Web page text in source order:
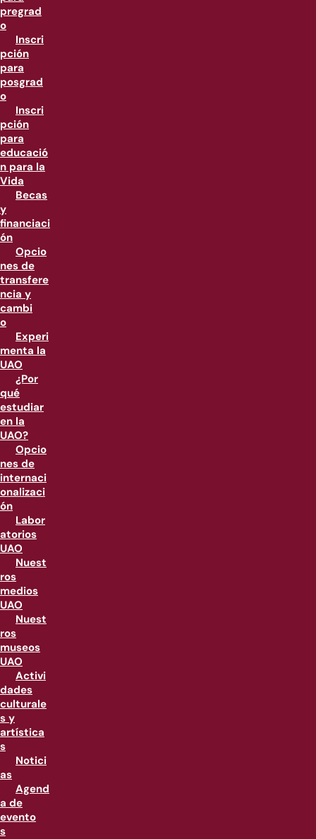
pregrad
o
Inscri
pción
para
posgrad
o
Inscri
pción
para
educació
n para la
Vida
Becas
y
financiaci
ón
Opcio
nes de
transfere
ncia y
cambi
o
Experi
menta la
UAO
¿Por
qué
estudiar
en la
UAO?
Opcio
nes de
internaci
onalizaci
ón
Labor
atorios
UAO
Nuest
ros
medios
UAO
Nuest
ros
museos
UAO
Activi
dades
culturale
s y
artística
s
Notici
as
Agend
a de
evento
s